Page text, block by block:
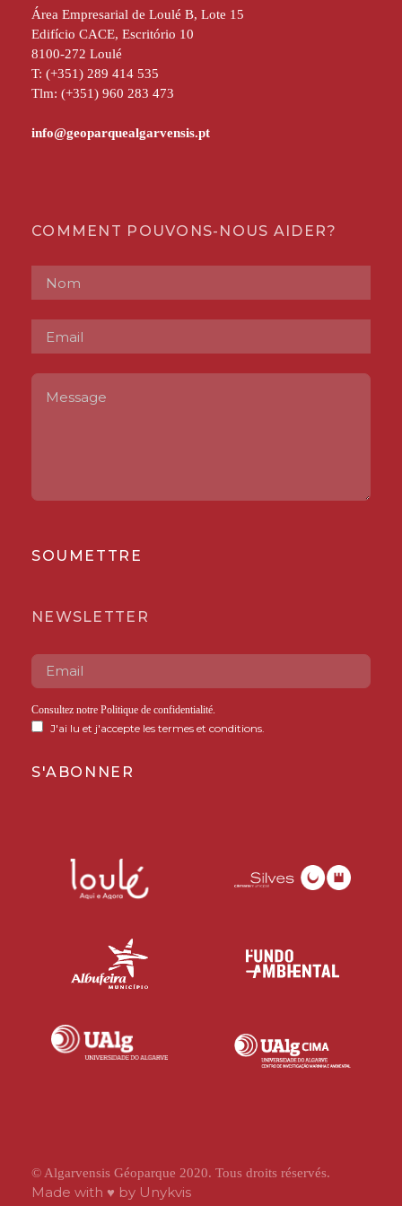
Área Empresarial de Loulé B, Lote 15
Edifício CACE, Escritório 10
8100-272 Loulé
T: (+351) 289 414 535
Tlm: (+351) 960 283 473
COMMENT POUVONS-NOUS AIDER?
SOUMETTRE
NEWSLETTER
Consultez notre Politique de confidentialité
J'ai lu et j'accepte les termes et conditions.
© Algarvensis Géoparque 2020. Tous droits réservés.
Made with ♥ by Unykvis